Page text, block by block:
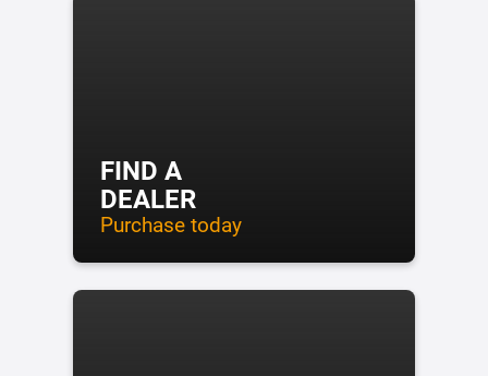
FIND A
DEALER
Purchase today